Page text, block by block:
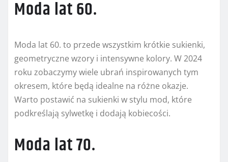
Moda lat 60.
Moda lat 60. to przede wszystkim krótkie sukienki,
geometryczne wzory i intensywne kolory. W 2024
roku zobaczymy wiele ubrań inspirowanych tym
okresem, które będą idealne na różne okazje.
Warto postawić na sukienki w stylu mod, które
podkreślają sylwetkę i dodają kobiecości.
Moda lat 70.